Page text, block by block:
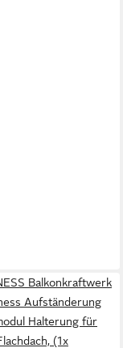
Balkonkraftwerk
Aufständerung
Halterung für
(1x